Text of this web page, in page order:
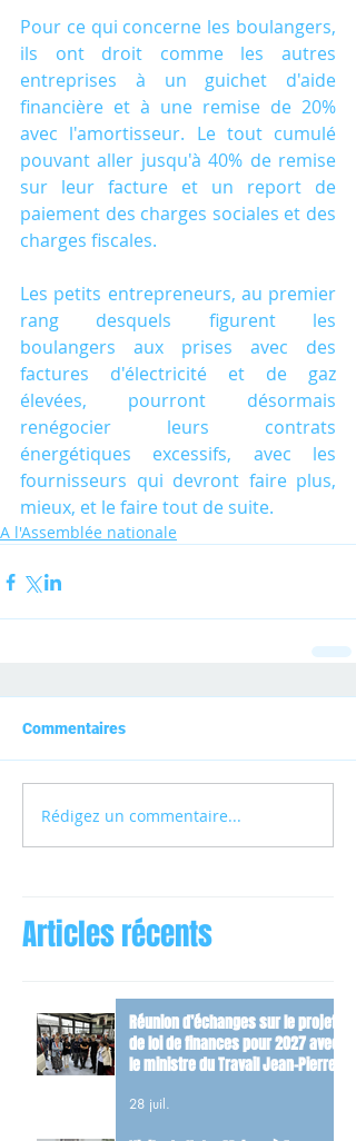
Pour ce qui concerne les boulangers,
ils ont droit comme les autres
entreprises à un guichet d'aide
financière et à une remise de 20%
avec l'amortisseur. Le tout cumulé
pouvant aller jusqu'à 40% de remise
sur leur facture et un report de
paiement des charges sociales et des
charges fiscales.
Les petits entrepreneurs, au premier
rang desquels figurent les
boulangers aux prises avec des
factures d'électricité et de gaz
élevées, pourront désormais
renégocier leurs contrats
énergétiques excessifs, avec les
fournisseurs qui devront faire plus,
mieux, et le faire tout de suite.
A l'Assemblée nationale
Commentaires
Rédigez un commentaire...
Articles récents
Réunion d’échanges sur le projet
de loi de finances pour 2027 avec
le ministre du Travail Jean-Pierre
28 juil.